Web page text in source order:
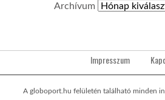
Archívum
Impresszum
A globoport.hu felületén található minden